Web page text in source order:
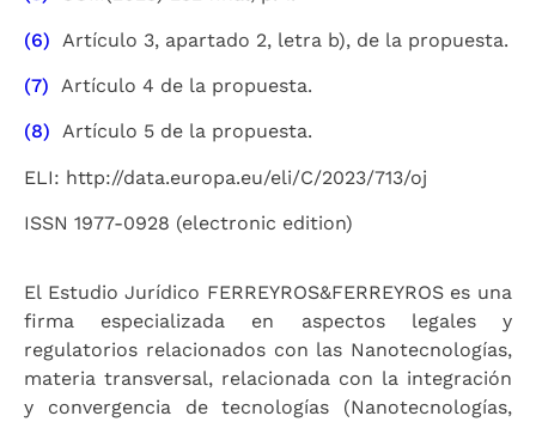
(6) Artículo 3, apartado 2, letra b), de la propuesta.
(7) Artículo 4 de la propuesta.
(8) Artículo 5 de la propuesta.
ELI: http://data.europa.eu/eli/C/2023/713/oj
ISSN 1977-0928 (electronic edition)
El Estudio Jurídico FERREYROS&FERREYROS es una
firma especializada en aspectos legales y
regulatorios relacionados con las Nanotecnologías,
materia transversal, relacionada con la integración
y convergencia de tecnologías (Nanotecnologías,